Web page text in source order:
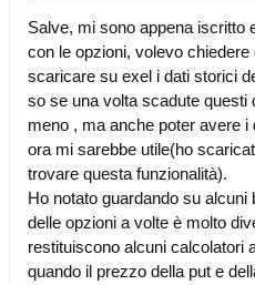
Salve, mi sono appena iscritto
con le opzioni, volevo
scaricare su exel i dati storici
so se una volta scadute questi
meno , ma anche poter avere i
ora mi sarebbe utile(ho
trovare questa funzionalità).
Ho notato guardando su
delle opzioni a volte è molto
restituiscono alcuni calcolatori
quando il prezzo della put e